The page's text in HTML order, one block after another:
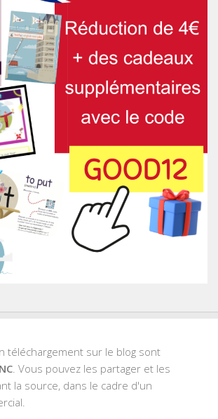
téléchargement sur le blog sont
. Vous pouvez les partager et les
la source, dans le cadre d'un